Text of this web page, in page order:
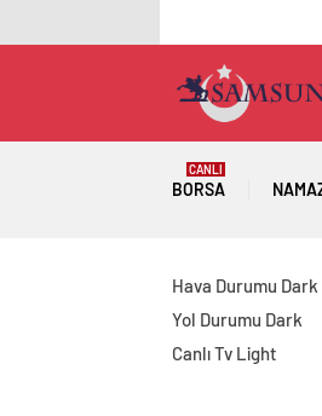
BORSA
CANLI
Hava Durumu Dark
Yol Durumu Dark
Canlı Tv Light